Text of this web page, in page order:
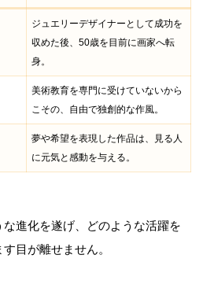
ジュエリーデザイナーとして成功を
収めた後、50歳を目前に画家へ転
身。
美術教育を専門に受けていないから
こその、自由で独創的な作風。
夢や希望を表現した作品は、見る人
に元気と感動を与える。
進化を遂げ、どのような活躍を
目が離せません。